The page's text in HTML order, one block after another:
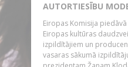
AUTORTIESĪBU
Eiropas Komisija
Eiropas kultūras
izpildītājiem un
vasaras sākumā